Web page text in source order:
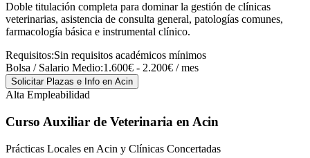
Doble titulación completa para dominar la gestión de clínicas
veterinarias, asistencia de consulta general, patologías comunes,
farmacología básica e instrumental clínico.
Requisitos:Sin requisitos académicos mínimos
Bolsa / Salario Medio:1.600€ - 2.200€ / mes
Solicitar Plazas e Info en Acin
Alta Empleabilidad
Curso Auxiliar de Veterinaria en Acin
Prácticas Locales en Acin y Clínicas Concertadas